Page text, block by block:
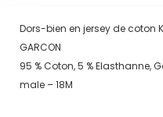
Dors-bien en jersey de coton
GARCON
95 % Coton, 5 % Elasthanne,
male – 18M